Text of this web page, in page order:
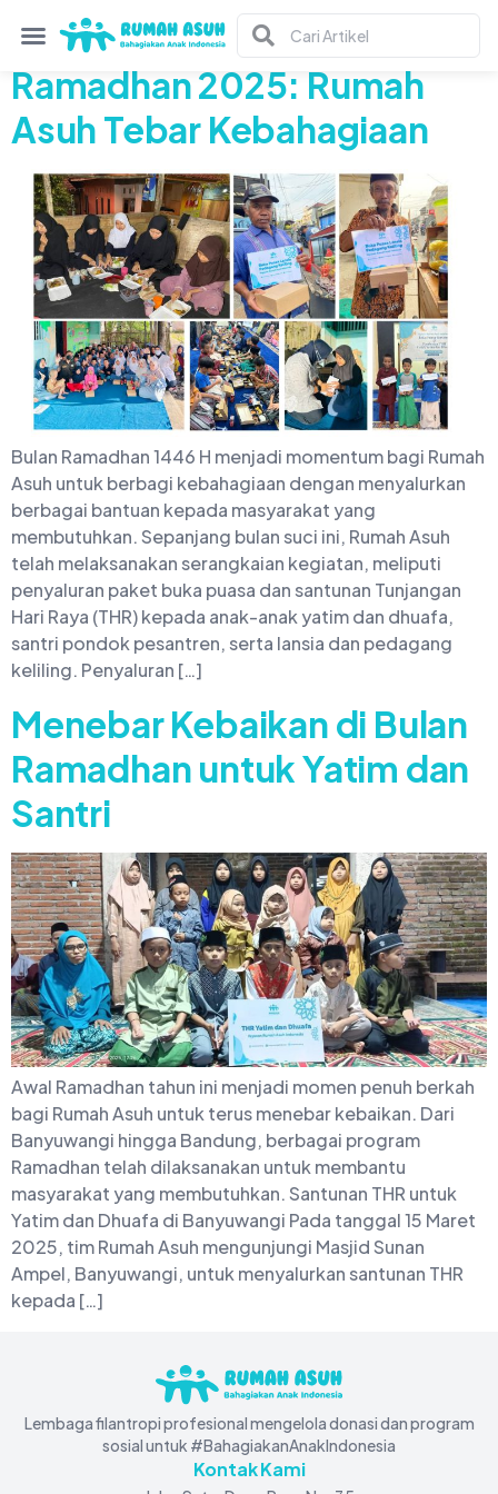
Tag: THR
Ramadhan 2025: Rumah
Asuh Tebar Kebahagiaan
Bulan Ramadhan 1446 H menjadi momentum bagi Rumah
Asuh untuk berbagi kebahagiaan dengan menyalurkan
berbagai bantuan kepada masyarakat yang
membutuhkan. Sepanjang bulan suci ini, Rumah Asuh
telah melaksanakan serangkaian kegiatan, meliputi
penyaluran paket buka puasa dan santunan Tunjangan
Hari Raya (THR) kepada anak-anak yatim dan dhuafa,
santri pondok pesantren, serta lansia dan pedagang
keliling. Penyaluran […]
Menebar Kebaikan di Bulan
Ramadhan untuk Yatim dan
Santri
Awal Ramadhan tahun ini menjadi momen penuh berkah
bagi Rumah Asuh untuk terus menebar kebaikan. Dari
Banyuwangi hingga Bandung, berbagai program
Ramadhan telah dilaksanakan untuk membantu
masyarakat yang membutuhkan. Santunan THR untuk
Yatim dan Dhuafa di Banyuwangi Pada tanggal 15 Maret
2025, tim Rumah Asuh mengunjungi Masjid Sunan
Ampel, Banyuwangi, untuk menyalurkan santunan THR
kepada […]
Lembaga filantropi profesional mengelola donasi dan program
sosial untuk #BahagiakanAnakIndonesia
Kontak Kami